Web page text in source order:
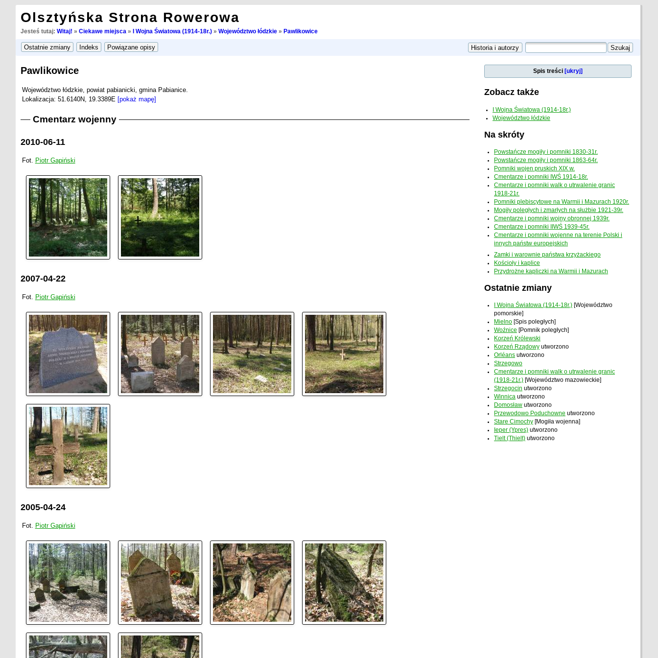
Olsztyńska Strona Rowerowa
Jesteś tutaj: Witaj! » Ciekawe miejsca » I Wojna Światowa (1914-18r.)» Województwo łódzkie» Pawlikowice
Pawlikowice
Województwo łódzkie, powiat pabianicki, gmina Pabianice.
Lokalizacja: 51.6140N, 19.3389E [pokaż mapę]
Cmentarz wojenny
2010-06-11
Fot. Piotr Gapiński
2007-04-22
Fot. Piotr Gapiński
2005-04-24
Fot. Piotr Gapiński
Spis treści [ukryj]
Zobacz także
I Wojna Światowa (1914-18r.)
Województwo łódzkie
Na skróty
Powstańcze mogiły i pomniki 1830-31r.
Powstańcze mogiły i pomniki 1863-64r.
Pomniki wojen pruskich XIX w.
Cmentarze i pomniki IWŚ 1914-18r.
Cmentarze i pomniki walk o utrwalenie granic
1918-21r.
Pomniki plebiscytowe na Warmii i Mazurach 1920r.
Mogiły poległych i zmarłych na służbie 1921-39r.
Cmentarze i pomniki wojny obronnej 1939r.
Cmentarze i pomniki IIWŚ 1939-45r.
Cmentarze i pomniki wojenne na terenie Polski i
innych państw europejskich
Zamki i warownie państwa krzyżackiego
Kościoły i kaplice
Przydrożne kapliczki na Warmii i Mazurach
Ostatnie zmiany
I Wojna Światowa (1914-18r.) [Województwo
pomorskie]
Mielno [Spis poległych]
Woźnice [Pomnik poległych]
Korzeń Królewski
Korzeń Rządowy utworzono
Orléans utworzono
Strzegowo
Cmentarze i pomniki walk o utrwalenie granic
(1918-21r.) [Województwo mazowieckie]
Strzegocin utworzono
Winnica utworzono
Domosław utworzono
Przewodowo Poduchowne utworzono
Stare Cimochy [Mogiła wojenna]
Ieper (Ypres) utworzono
Tielt (Thielt) utworzono